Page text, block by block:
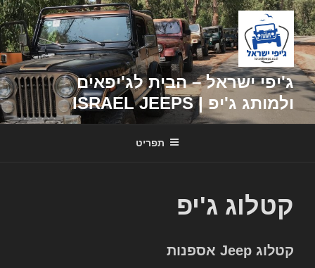
דילוג
לתוכן
ג'יפי ישראל – הבית לג'יפאים
ולמותג ג'יפ | ISRAEL JEEPS
תפריט
קטלוג ג'יפ
קטלוג Jeep אספנות